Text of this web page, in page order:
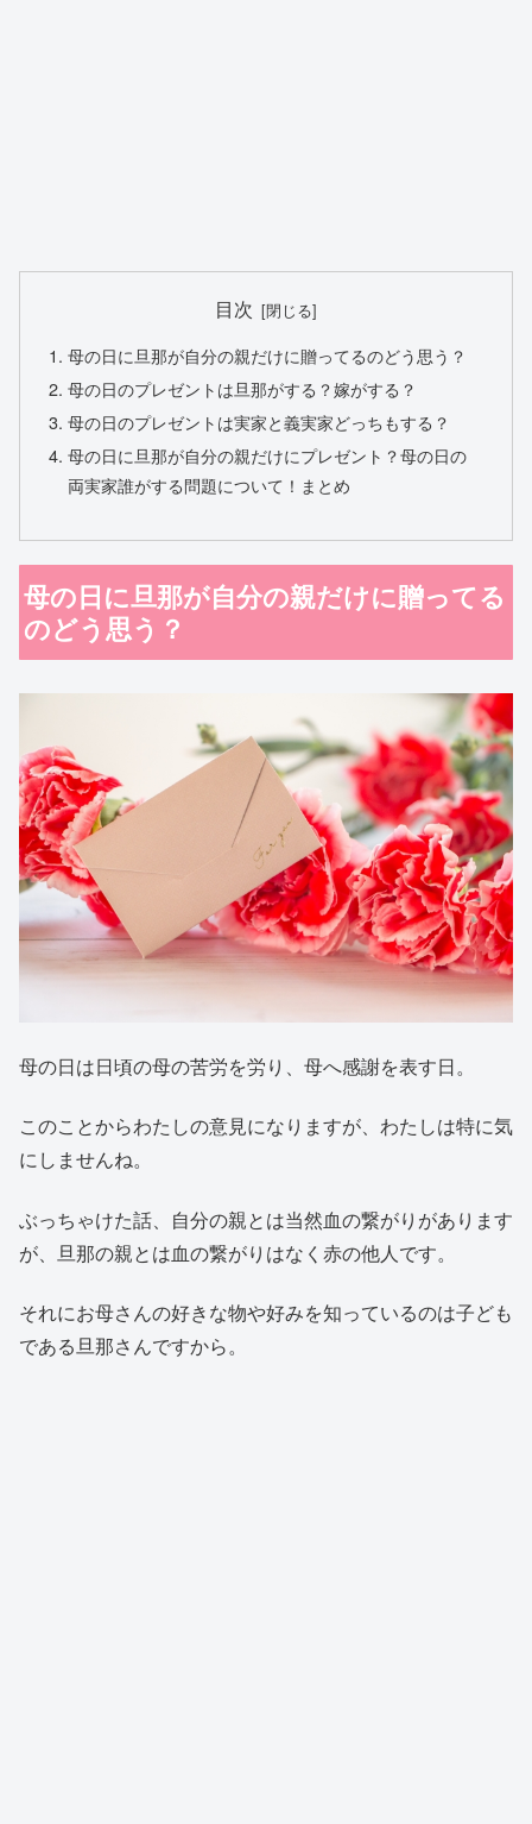
目次
母の日に旦那が自分の親だけに贈ってるのどう思う？
母の日のプレゼントは旦那がする？嫁がする？
母の日のプレゼントは実家と義実家どっちもする？
母の日に旦那が自分の親だけにプレゼント？母の日の
両実家誰がする問題について！まとめ
母の日に旦那が自分の親だけに贈ってる
のどう思う？
母の日は日頃の母の苦労を労り、母へ感謝を表す日。
このことからわたしの意見になりますが、わたしは特に気
にしませんね。
ぶっちゃけた話、自分の親とは当然血の繋がりがあります
が、旦那の親とは血の繋がりはなく赤の他人です。
それにお母さんの好きな物や好みを知っているのは子ども
である旦那さんですから。